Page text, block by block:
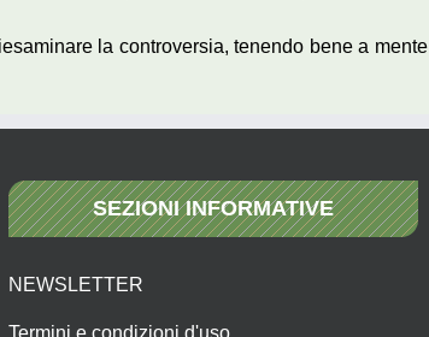
la controversia, tenendo bene a mente
SEZIONI INFORMATIVE
NEWSLETTER
Termini e condizioni d'uso